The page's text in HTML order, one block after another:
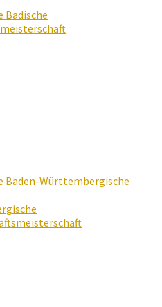
Badische
Baden-Württembergische